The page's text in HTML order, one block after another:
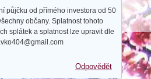
půjčku od přímého investora od 50
občany. Splatnost tohoto
splátek a splatnost lze upravit dle
Odpovědět